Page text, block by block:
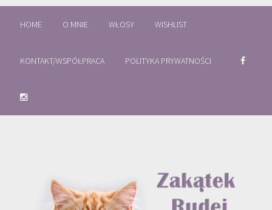
HOME O MNIE WŁOSY WISHLIST
KONTAKT/WSPÓŁPRACA POLITYKA PRYWATNOŚCI